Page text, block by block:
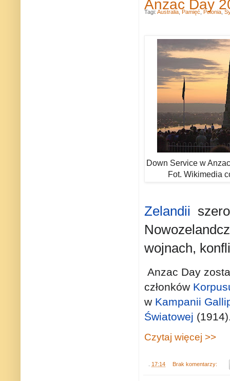
Anzac Day
Down Service w
Fot. Wikimedia
Zelandii
wojnach,
Anzac Day
członków
w Kampanii
Światowej
Czytaj więcej >>
17:14 Brak komentarzy:
Tagi: Australia Pamięć Polonia